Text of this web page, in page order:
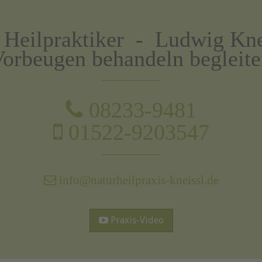
- Ludwig
behandeln
08233-9481
01522-9203547
info@naturheilpraxis-kneissl.de
Praxis-Video